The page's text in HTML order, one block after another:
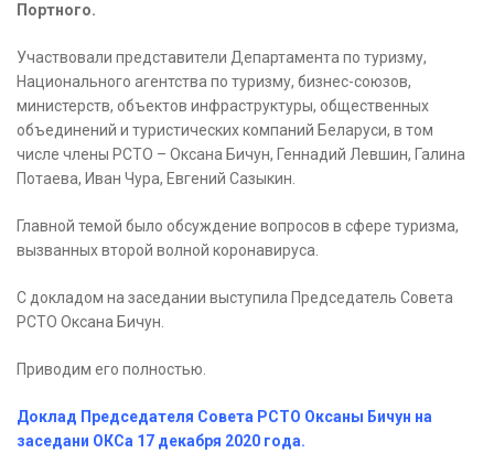
Портного.
Участвовали представители Департамента по туризму,
Национального агентства по туризму, бизнес-союзов,
министерств, объектов инфраструктуры, общественных
объединений и туристических компаний Беларуси, в том
числе члены РСТО – Оксана Бичун, Геннадий Левшин, Галина
Потаева, Иван Чура, Евгений Сазыкин.
Главной темой было обсуждение вопросов в сфере туризма,
вызванных второй волной коронавируса.
С докладом на заседании выступила Председатель Совета
РСТО Оксана Бичун.
Приводим его полностью.
Доклад Председателя Совета РСТО Оксаны Бичун на
заседани ОКСа 17 декабря 2020 года.